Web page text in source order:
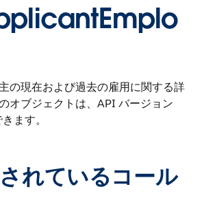
の現在および過去の雇用に関する詳
オブジェクトは、API バージョン
ます。
れているコール